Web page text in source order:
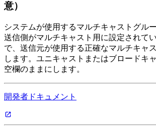
意）
システムが使用するマルチキャストグル
送信側がマルチキャスト用に設定されて
で、送信元が使用する正確なマルチキャ
します。ユニキャストまたはブロードキ
空欄のままにします。
開発者ドキュメント